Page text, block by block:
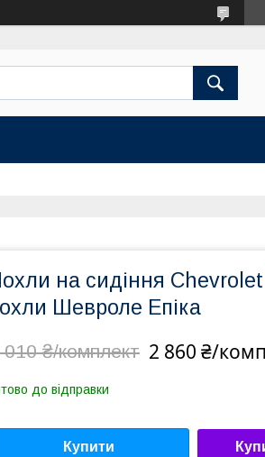
на сидіння
Шевроле Епіка
010 ₴/комплект 2 860 ₴/
до відправки
Купити